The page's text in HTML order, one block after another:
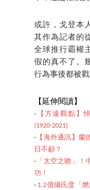
或許，戈登本
其作為記者的
全球推行霸權
假的真不了。
行為事後都被
【延伸閱讀】
‧ 【方遠觀點】
(1920-2021)
‧ 【海外通訊】
日不顧？
‧ 「太空之吻」
功！
‧ 1.2億攝氏度「